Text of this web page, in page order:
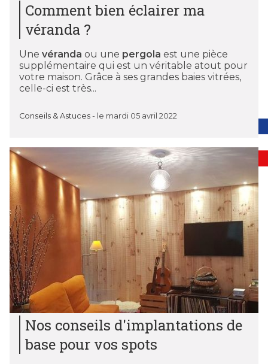
Comment bien éclairer ma
véranda ?
Une véranda ou une pergola est une pièce
supplémentaire qui est un véritable atout pour
votre maison. Grâce à ses grandes baies vitrées,
celle-ci est très...
Conseils & Astuces - le mardi 05 avril 2022
Nos conseils d'implantations de
base pour vos spots